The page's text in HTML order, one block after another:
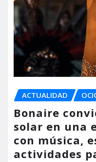
ACTUALIDAD
Bonaire
solar en una
con música,
actividades